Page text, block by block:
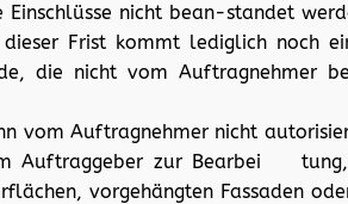
nicht bean-standet
Frist kommt lediglich noch
die nicht vom Auftragnehmer
vom Auftragnehmer nicht
Auftraggeber zur Bearbei
vorgehängten Fassaden